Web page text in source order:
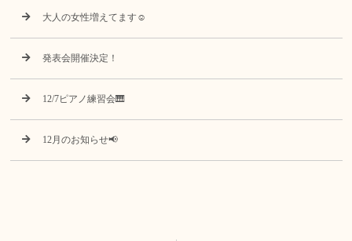
大人の女性増えてます☺️
発表会開催決定！
12/7ピアノ練習会🎹
12月のお知らせ📢